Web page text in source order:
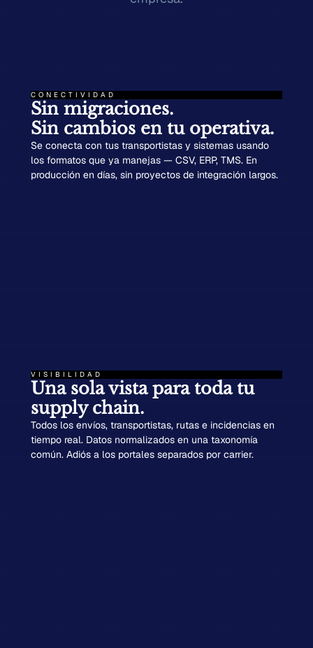
CONECTIVIDAD
Sin migraciones.
Sin cambios en tu operativa.
Se conecta con tus transportistas y sistemas usando
los formatos que ya manejas — CSV, ERP, TMS. En
producción en días, sin proyectos de integración largos.
VISIBILIDAD
Una sola vista para toda tu
supply chain.
Todos los envíos, transportistas, rutas e incidencias en
tiempo real. Datos normalizados en una taxonomía
común. Adiós a los portales separados por carrier.